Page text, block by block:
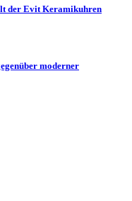
der Evit Keramikuhren
moderner